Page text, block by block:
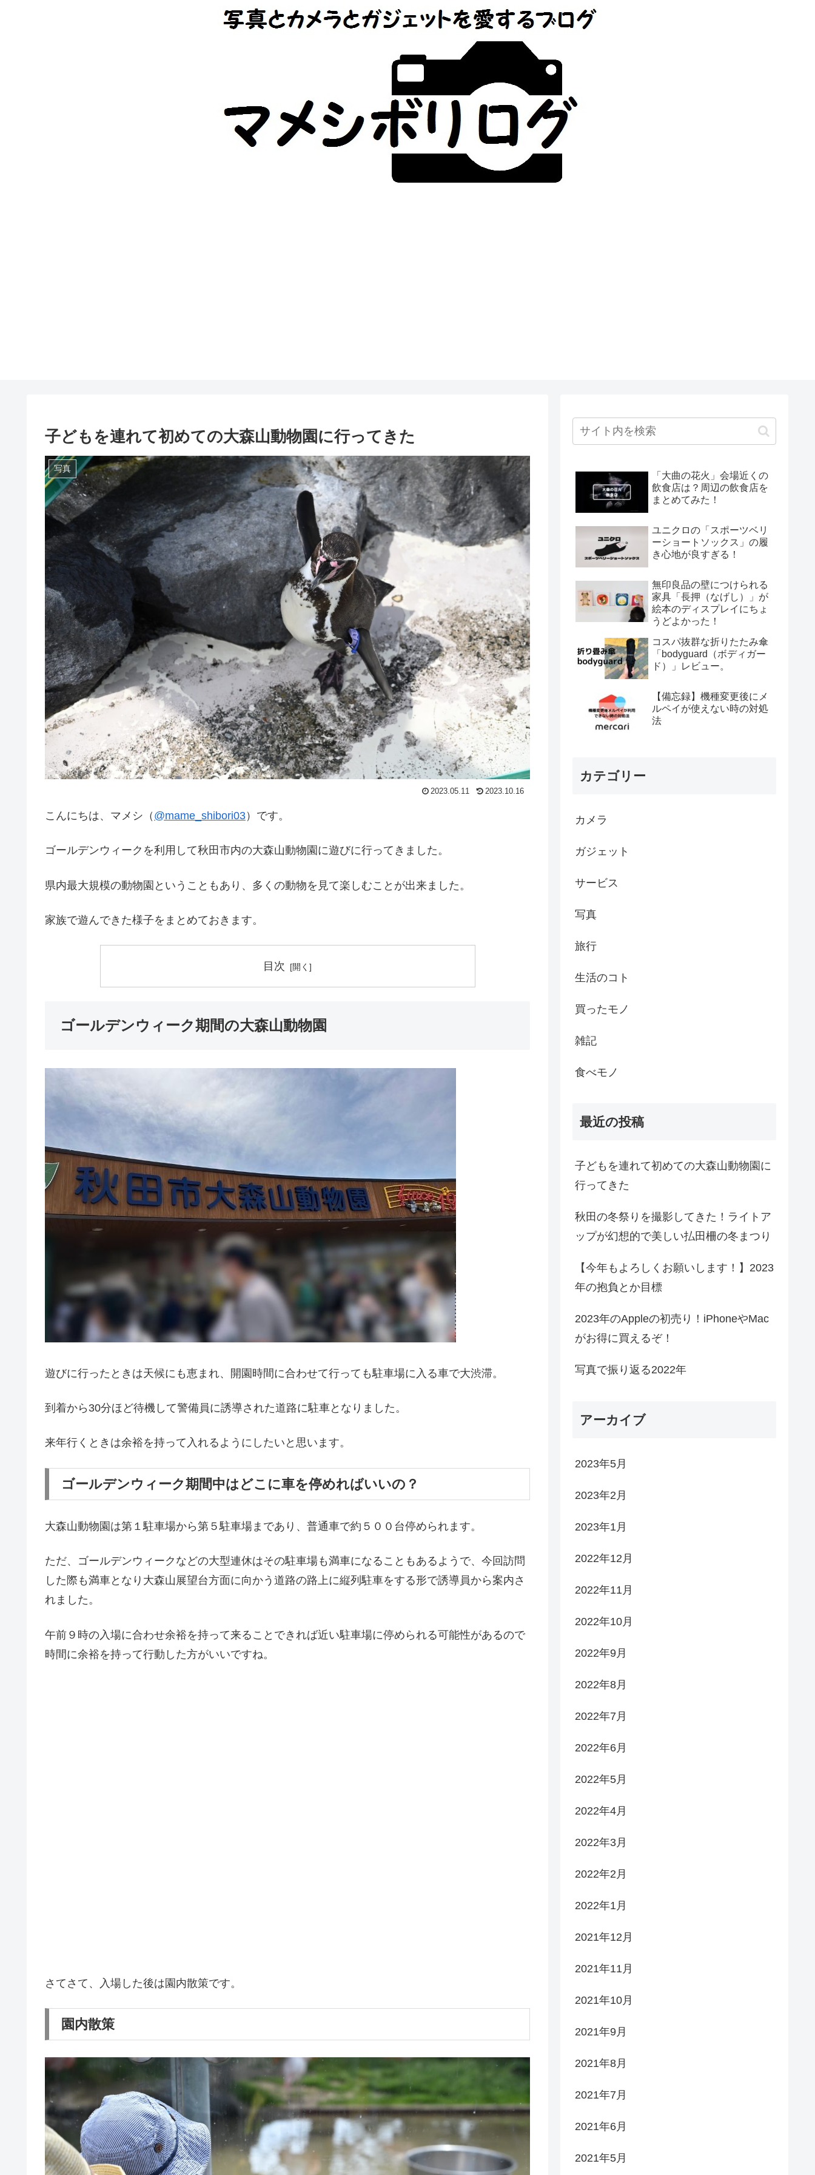
子どもを連れて初めての大森山動物園に行ってきた
写真
2023.05.11 2023.10.16
こんにちは、マメシ（ @mame_shibori03）です。
ゴールデンウィークを利用して秋田市内の大森山動物園に遊びに行ってきました。
県内最大規模の動物園ということもあり、多くの動物を見て楽しむことが出来ました。
家族で遊んできた様子をまとめておきます。
目次
ゴールデンウィーク期間の大森山動物園
遊びに行ったときは天候にも恵まれ、開園時間に合わせて行っても駐車場に入る車で大渋滞。
到着から30分ほど待機して警備員に誘導された道路に駐車となりました。
来年行くときは余裕を持って入れるようにしたいと思います。
ゴールデンウィーク期間中はどこに車を停めればいいの？
大森山動物園は第１駐車場から第５駐車場まであり、普通車で約５００台停められます。
ただ、ゴールデンウィークなどの大型連休はその駐車場も満車になることもあるようで、今回訪問
した際も満車となり大森山展望台方面に向かう道路の路上に縦列駐車をする形で誘導員から案内さ
れました。
午前９時の入場に合わせ余裕を持って来ることできれば近い駐車場に停められる可能性があるので
時間に余裕を持って行動した方がいいですね。
さてさて、入場した後は園内散策です。
園内散策
「大曲の花火」会場近くの
飲食店は？周辺の飲食店を
まとめてみた！
ユニクロの「スポーツベリ
ーショートソックス」の履
き心地が良すぎる！
無印良品の壁につけられる
家具「長押（なげし）」が
絵本のディスプレイにちょ
うどよかった！
コスパ抜群な折りたたみ傘
「bodyguard（ボディガー
ド）」レビュー。
【備忘録】機種変更後にメ
ルペイが使えない時の対処
法
カテゴリー
カメラ
ガジェット
サービス
写真
旅行
生活のコト
買ったモノ
雑記
食べモノ
最近の投稿
子どもを連れて初めての大森山動物園に
行ってきた
秋田の冬祭りを撮影してきた！ライトア
ップが幻想的で美しい払田柵の冬まつり
【今年もよろしくお願いします！】2023
年の抱負とか目標
2023年のAppleの初売り！iPhoneやMac
がお得に買えるぞ！
写真で振り返る2022年
アーカイブ
2023年5月
2023年2月
2023年1月
2022年12月
2022年11月
2022年10月
2022年9月
2022年8月
2022年7月
2022年6月
2022年5月
2022年4月
2022年3月
2022年2月
2022年1月
2021年12月
2021年11月
2021年10月
2021年9月
2021年8月
2021年7月
2021年6月
2021年5月